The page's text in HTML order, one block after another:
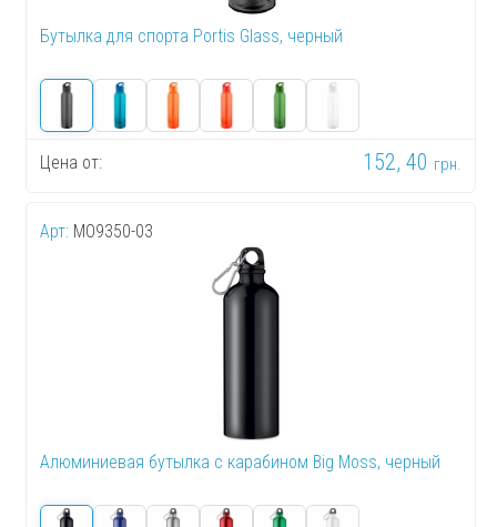
Бутылка для спорта Portis Glass, черный
Цена от: 152, 40 грн.
Арт: MO9350-03
Алюминиевая бутылка с карабином Big Moss, черный